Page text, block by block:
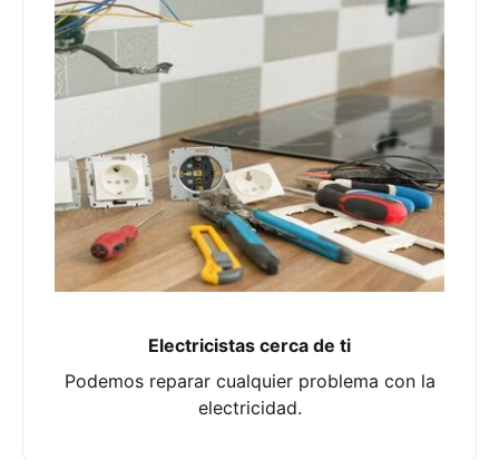
Electricistas cerca de ti
Podemos reparar cualquier problema con la
electricidad.